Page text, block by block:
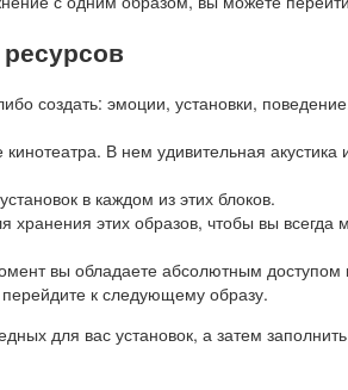
создать: эмоции, установки,
В нем удивительная акустика
в каждом из этих блоков.
хранения этих образов, чтобы вы всегда
вы обладаете абсолютным доступом
к следующему образу.
для вас установок, а затем